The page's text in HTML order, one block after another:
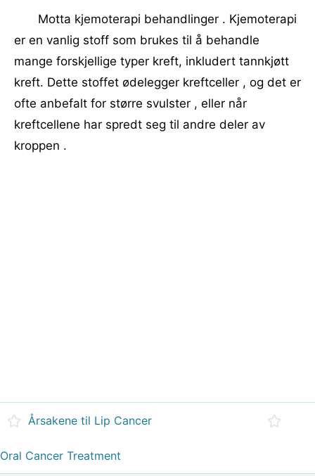
Motta kjemoterapi behandlinger . Kjemoterapi
er en vanlig stoff som brukes til å behandle
mange forskjellige typer kreft, inkludert tannkjøtt
kreft. Dette stoffet ødelegger kreftceller , og det er
ofte anbefalt for større svulster , eller når
kreftcellene har spredt seg til andre deler av
kroppen .
Årsakene til Lip Cancer
Oral Cancer Treatment